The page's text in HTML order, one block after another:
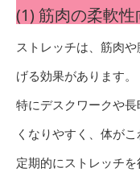
(1) 筋肉の柔軟性
ストレッチは、筋肉
げる効果があります。
特にデスクワークや
くなりやすく、体がこ
定期的にストレッチ